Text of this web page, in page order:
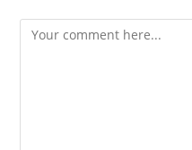
Comment